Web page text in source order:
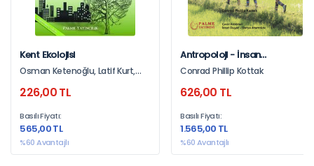
Kent Ekolojisi
Osman Ketenoğlu, Latif Kurt,
226,00 TL
Basılı Fiyatı:
565,00 TL
%60 Avantajlı
Antropoloji - İnsan
Çeşitliliğinin
Önemi/Ondokuzuncu
Baskıdan Çeviri
Conrad Phillip Kottak
626,00 TL
Basılı Fiyatı:
1.565,00 TL
%60 Avantajlı